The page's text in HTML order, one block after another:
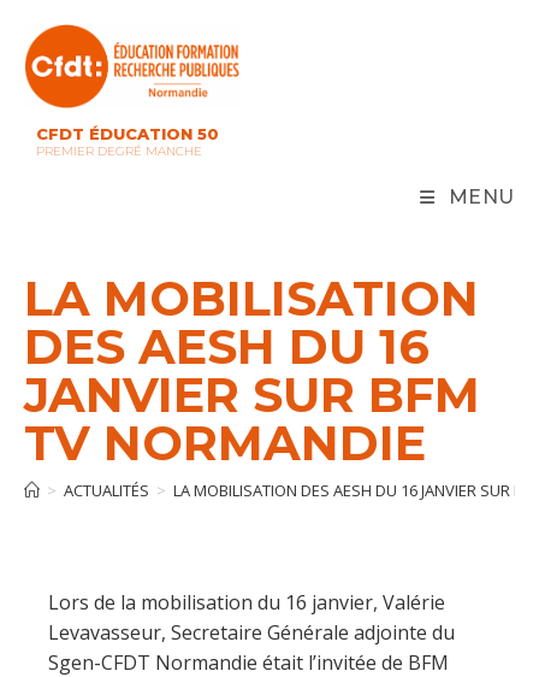
content
CFDT ÉDUCATION 50
PREMIER DEGRÉ MANCHE
MENU
LA MOBILISATION
DES AESH DU 16
JANVIER SUR BFM
TV NORMANDIE
> ACTUALITÉS > LA MOBILISATION DES AESH DU 16 JANVIER SUR
Lors de la mobilisation du 16 janvier, Valérie
Levavasseur, Secretaire Générale adjointe du
Sgen-CFDT Normandie était l’invitée de BFM